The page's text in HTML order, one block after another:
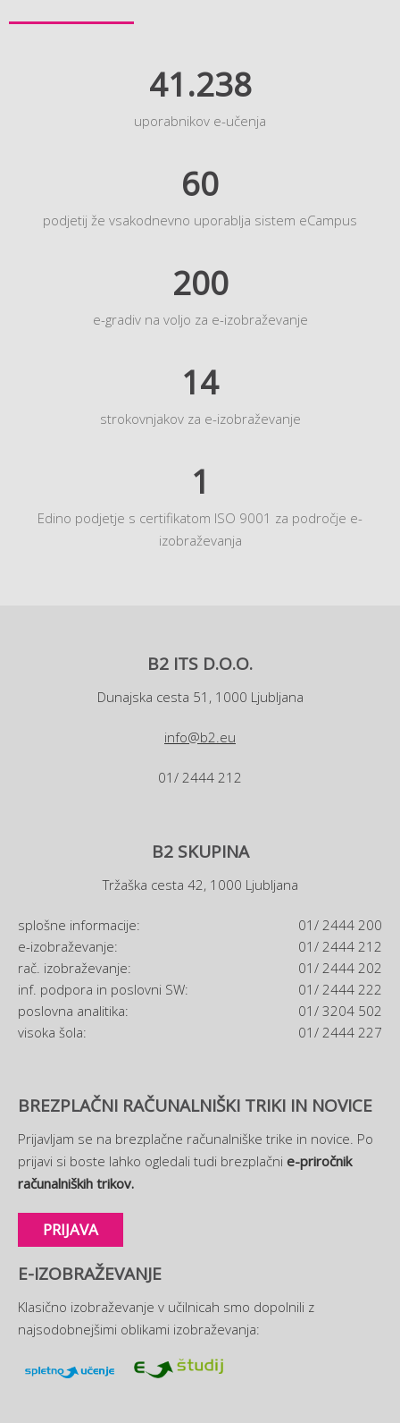
41.238
uporabnikov e-učenja
60
podjetij že vsakodnevno uporablja sistem eCampus
200
e-gradiv na voljo za e-izobraževanje
14
strokovnjakov za e-izobraževanje
1
Edino podjetje s certifikatom ISO 9001 za področje e-
izobraževanja
B2 ITS D.O.O.
Dunajska cesta 51, 1000 Ljubljana
info@b2.eu
01/ 2444 212
B2 SKUPINA
Tržaška cesta 42, 1000 Ljubljana
splošne informacije:
01/ 2444 200
e-izobraževanje:
01/ 2444 212
rač. izobraževanje:
01/ 2444 202
inf. podpora in poslovni SW:
01/ 2444 222
poslovna analitika:
01/ 3204 502
visoka šola:
01/ 2444 227
BREZPLAČNI RAČUNALNIŠKI TRIKI IN NOVICE
Prijavljam se na brezplačne računalniške trike in novice. Po
prijavi si boste lahko ogledali tudi brezplačni e-priročnik
računalniških trikov.
PRIJAVA
E-IZOBRAŽEVANJE
Klasično izobraževanje v učilnicah smo dopolnili z
najsodobnejšimi oblikami izobraževanja: